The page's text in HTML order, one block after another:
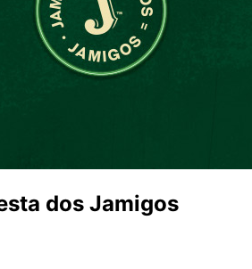
dos Jamigos